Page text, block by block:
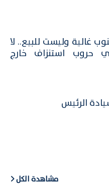
غالية وليست للبيع.. لا
حروب استنزاف خارج
الرئيس
مشاهدة الكل